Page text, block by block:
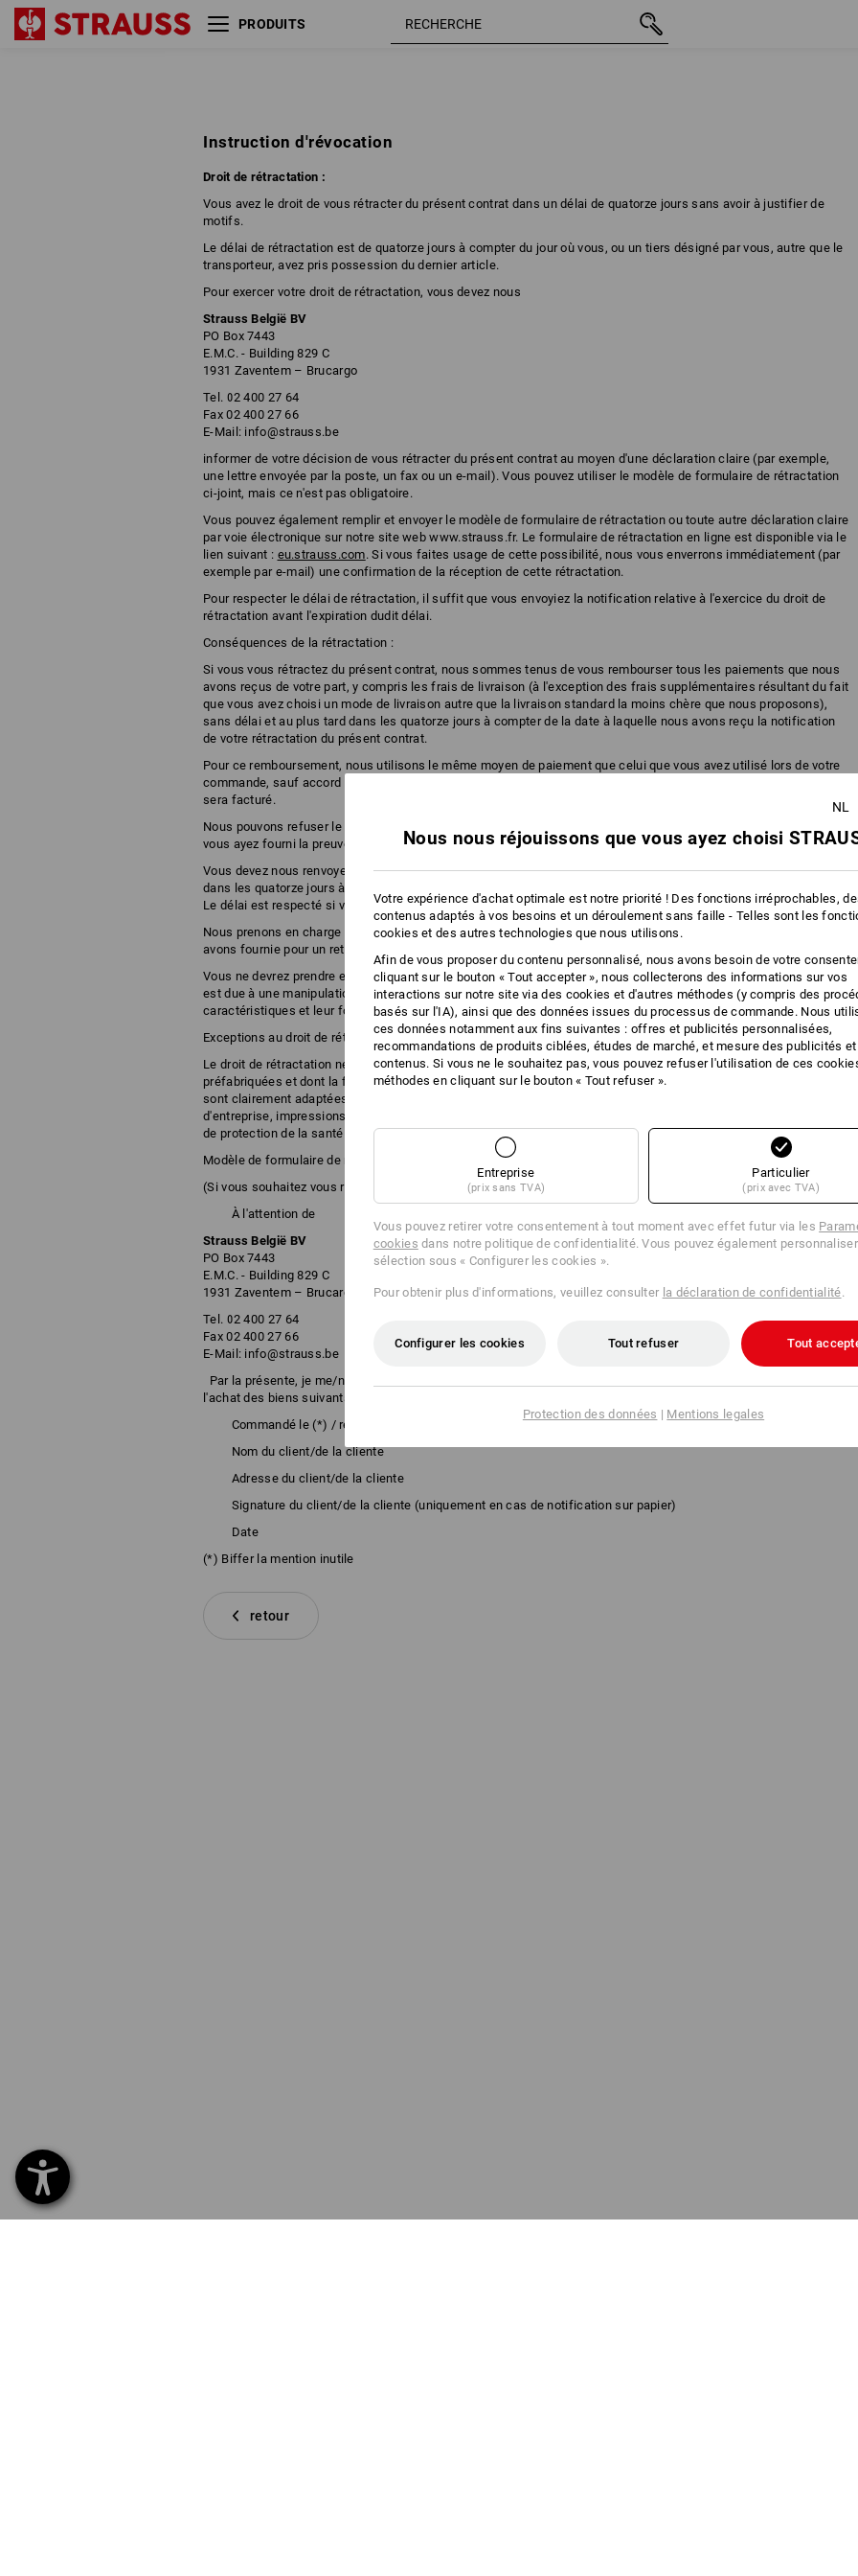
PRODUITS
Instruction d'révocation
Droit de rétractation :
Vous avez le droit de vous rétracter du présent contrat dans un délai de quatorze jours sans avoir à justifier de
motifs.
Le délai de rétractation est de quatorze jours à compter du jour où vous, ou un tiers désigné par vous, autre que le
transporteur, avez pris possession du dernier article.
Pour exercer votre droit de rétractation, vous devez nous
Strauss België BV
PO Box 7443
E.M.C. - Building 829 C
1931 Zaventem – Brucargo
Tel. 02 400 27 64
Fax 02 400 27 66
E-Mail: info@strauss.be
informer de votre décision de vous rétracter du présent contrat au moyen d'une déclaration claire (par exemple,
une lettre envoyée par la poste, un fax ou un e-mail). Vous pouvez utiliser le modèle de formulaire de rétractation
ci-joint, mais ce n'est pas obligatoire.
Vous pouvez également remplir et envoyer le modèle de formulaire de rétractation ou toute autre déclaration claire
par voie électronique sur notre site web www.strauss.fr. Le formulaire de rétractation en ligne est disponible via le
lien suivant : eu.strauss.com. Si vous faites usage de cette possibilité, nous vous enverrons immédiatement (par
exemple par e-mail) une confirmation de la réception de cette rétractation.
Pour respecter le délai de rétractation, il suffit que vous envoyiez la notification relative à l'exercice du droit de
rétractation avant l'expiration dudit délai.
Conséquences de la rétractation :
Si vous vous rétractez du présent contrat, nous sommes tenus de vous rembourser tous les paiements que nous
avons reçus de votre part, y compris les frais de livraison (à l'exception des frais supplémentaires résultant du fait
que vous avez choisi un mode de livraison autre que la livraison standard la moins chère que nous proposons),
sans délai et au plus tard dans les quatorze jours à compter de la date à laquelle nous avons reçu la notification
de votre rétractation du présent contrat.
Pour ce remboursement, nous utilisons le même moyen de paiement que celui que vous avez utilisé lors de votre
commande, sauf accord contraire expressément convenu avec vous ; en aucun cas ce remboursement ne vous
sera facturé.
Nous pouvons refuser le remboursement jusqu'à ce que nous ayons reçu les marchandises ou jusqu'à ce que
vous ayez fourni la preuve que vous avez renvoyé les marchandises, selon la première de ces éventualités.
Vous devez nous renvoyer ou nous remettre les marchandises sans délai et, en tout état de cause, au plus tard
dans les quatorze jours à compter de la date à laquelle vous nous avez notifié la rétractation du présent contrat.
Le délai est respecté si vous expédiez les marchandises avant l'expiration du délai de quatorze jours.
Nous prenons en charge les frais de retour des marchandises si vous utilisez l'étiquette de retour que nous vous
avons fournie pour un retour effectué en France. Dans le cas contraire, les frais de retour sont à votre charge.
Vous ne devrez prendre en charge une éventuelle perte de valeur des marchandises que si cette perte de valeur
est due à une manipulation des marchandises qui n'était pas nécessaire pour vérifier leur nature, leurs
caractéristiques et leur fonctionnement.
Exceptions au droit de rétractation :
Le droit de rétractation ne s'applique pas aux contrats portant sur la livraison de marchandises qui ne sont pas
préfabriquées et dont la fabrication repose sur un choix ou une spécification individuelle du consommateur, ou qui
sont clairement adaptées aux besoins personnels du consommateur (par exemple, emblèmes, broderies, logos
d'entreprise, impressions, etc.), ainsi qu'aux contrats portant sur la livraison de biens scellés qui, pour des raisons
de protection de la santé ou d'hygiène, ne peuvent être retournés si leur scellé a été brisé après la livraison.
Modèle de formulaire de rétractation :
(Si vous souhaitez vous rétracter du contrat, veuillez remplir ce formulaire et nous le renvoyer.)
À l'attention de
Strauss België BV
PO Box 7443
E.M.C. - Building 829 C
1931 Zaventem – Brucargo
Tel. 02 400 27 64
Fax 02 400 27 66
E-Mail: info@strauss.be
Par la présente, je me/nous nous (*) rétracte(ons) du contrat que j'ai/nous avons (*) conclu(s) concernant
l'achat des biens suivants (*) / la prestation du service suivant (*)
Commandé le (*) / reçu le (*)
Nom du client/de la cliente
Adresse du client/de la cliente
Signature du client/de la cliente (uniquement en cas de notification sur papier)
Date
(*) Biffer la mention inutile
retour
NL
Nous nous réjouissons que vous ayez choisi
Votre expérience d'achat optimale est notre priorité ! Des fonctions irréprochables,
contenus adaptés à vos besoins et un déroulement sans faille - Telles sont les
cookies et des autres technologies que nous utilisons.
Afin de vous proposer du contenu personnalisé, nous avons besoin de votre
cliquant sur le bouton « Tout accepter », nous collecterons des informations sur vos
interactions sur notre site via des cookies et d'autres méthodes (y compris des
basés sur l'IA), ainsi que des données issues du processus de commande. Nous
ces données notamment aux fins suivantes : offres et publicités personnalisées,
recommandations de produits ciblées, études de marché, et mesure des publicités et
contenus. Si vous ne le souhaitez pas, vous pouvez refuser l'utilisation de ces
méthodes en cliquant sur le bouton « Tout refuser ».
Entreprise
(prix sans TVA)
Particulier
(prix avec TVA)
Vous pouvez retirer votre consentement à tout moment avec effet futur via les
cookies dans notre politique de confidentialité. Vous pouvez également
sélection sous « Configurer les cookies ».
Pour obtenir plus d'informations, veuillez consulter la déclaration de confidentialité.
Configurer les cookies Tout refuser Tout
Protection des données | Mentions legales